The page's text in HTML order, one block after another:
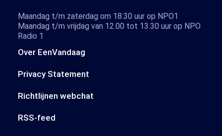
Over EenVandaag
Privacy Statement
Richtlijnen webchat
RSS-feed
Maandag t/m zaterdag om 18.30 uur op NPO1
Maandag t/m vrijdag van 12.00 tot 13.30 uur op NPO
Radio 1